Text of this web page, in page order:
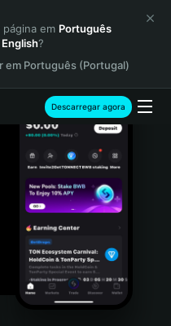
em Português
English?
em Português (Portugal)
Descarregar agora